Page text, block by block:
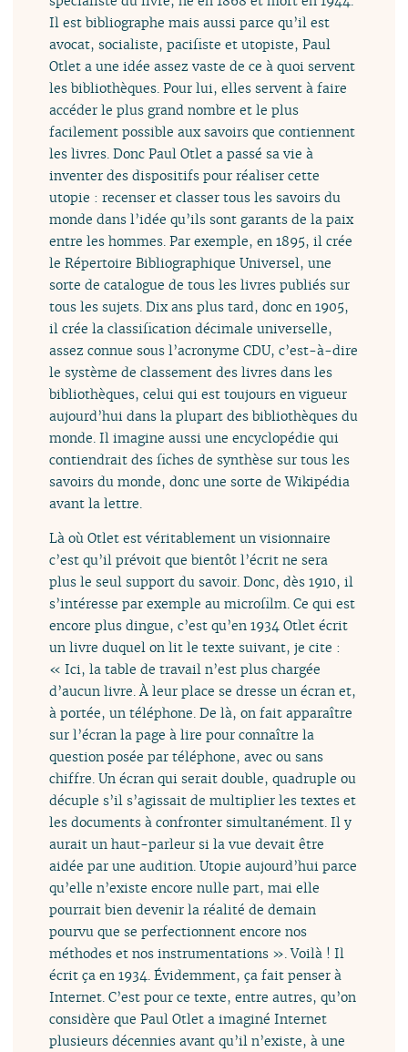
Il est bibliographe mais aussi parce qu’il est
avocat, socialiste, pacifiste et utopiste, Paul
Otlet a une idée assez vaste de ce à quoi servent
les bibliothèques. Pour lui, elles servent à faire
accéder le plus grand nombre et le plus
facilement possible aux savoirs que contiennent
les livres. Donc Paul Otlet a passé sa vie à
inventer des dispositifs pour réaliser cette
utopie : recenser et classer tous les savoirs du
monde dans l’idée qu’ils sont garants de la paix
entre les hommes. Par exemple, en 1895, il crée
le Répertoire Bibliographique Universel, une
sorte de catalogue de tous les livres publiés sur
tous les sujets. Dix ans plus tard, donc en 1905,
il crée la classification décimale universelle,
assez connue sous l’acronyme CDU, c’est-à-dire
le système de classement des livres dans les
bibliothèques, celui qui est toujours en vigueur
aujourd’hui dans la plupart des bibliothèques du
monde. Il imagine aussi une encyclopédie qui
contiendrait des fiches de synthèse sur tous les
savoirs du monde, donc une sorte de Wikipédia
avant la lettre.
Là où Otlet est véritablement un visionnaire
c’est qu’il prévoit que bientôt l’écrit ne sera
plus le seul support du savoir. Donc, dès 1910, il
s’intéresse par exemple au microfilm. Ce qui est
encore plus dingue, c’est qu’en 1934 Otlet écrit
un livre duquel on lit le texte suivant, je cite :
« Ici, la table de travail n’est plus chargée
d’aucun livre. À leur place se dresse un écran et,
à portée, un téléphone. De là, on fait apparaître
sur l’écran la page à lire pour connaître la
question posée par téléphone, avec ou sans
chiffre. Un écran qui serait double, quadruple ou
décuple s’il s’agissait de multiplier les textes et
les documents à confronter simultanément. Il y
aurait un haut-parleur si la vue devait être
aidée par une audition. Utopie aujourd’hui parce
qu’elle n’existe encore nulle part, mai elle
pourrait bien devenir la réalité de demain
pourvu que se perfectionnent encore nos
méthodes et nos instrumentations ». Voilà ! Il
écrit ça en 1934. Évidemment, ça fait penser à
Internet. C’est pour ce texte, entre autres, qu’on
considère que Paul Otlet a imaginé Internet
plusieurs décennies avant qu’il n’existe, à une